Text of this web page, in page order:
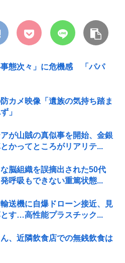
事態次々」に危機感 「パパ
カメ映像「遺族の気持ち踏ま
」
が山賊の真似事を開始、金銀
かってところがリアリテ...
脳組織を誤摘出された50代
呼吸もできない重篤状態...
送機に自爆ドローン接近、見
す…高性能プラスチック...
、近隣飲食店での無銭飲食は